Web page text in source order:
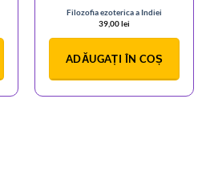
Filozofia ezoterica a Indiei
39,00lei
ADĂUGAȚI ÎN COȘ